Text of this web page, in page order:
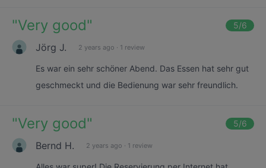
"Very good" 5/6
Jörg J. 2 years ago · 1 review
Es war ein sehr schöner Abend. Das Essen hat sehr gut
geschmeckt und die Bedienung war sehr freundlich.
"Very good" 5/6
Bernd H. 2 years ago · 1 review